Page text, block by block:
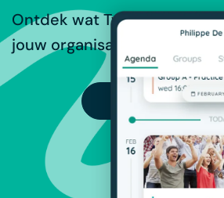
Ontdek wat Twizzit te
jouw organisatie.
PROBEER